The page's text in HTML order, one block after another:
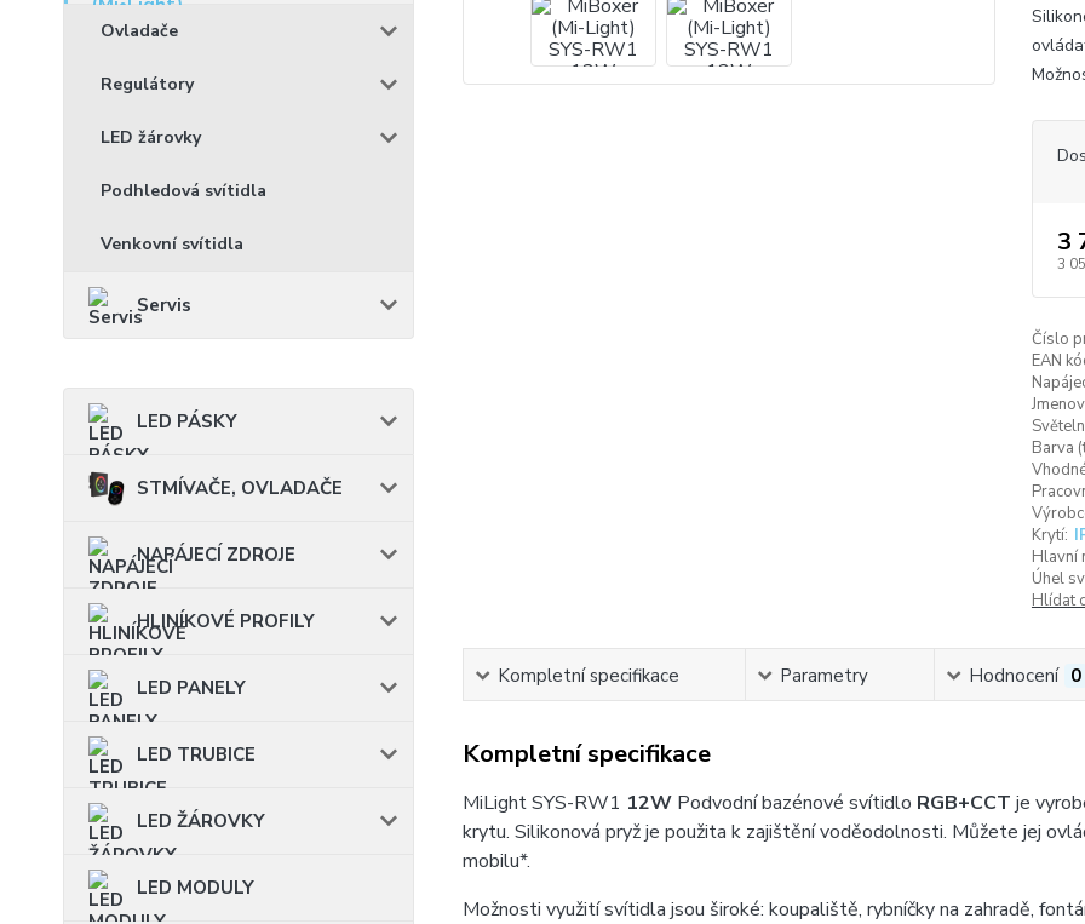
Ovladače
Regulátory
LED žárovky
Podhledová svítidla
Venkovní svítidla
Servis
LED PÁSKY
STMÍVAČE, OVLADAČE
NAPÁJECÍ ZDROJE
HLINÍKOVÉ PROFILY
LED PANELY
LED TRUBICE
LED ŽÁROVKY
LED MODULY
3
3
Číslo
EAN
Barva
Krytí:
Hlavní
Úhel
Hlídat
Kompletní specifikace Parametry Hodnocení 0
Kompletní specifikace
MiLight SYS-RW1 12WPodvodní bazénové svítidlo RGB+CCT je
krytu. Silikonová pryž je použita k zajištění voděodolnosti. Můžete jej
mobilu*.
Možnosti využití svítidla jsou široké: koupaliště, rybníčky na zahradě,